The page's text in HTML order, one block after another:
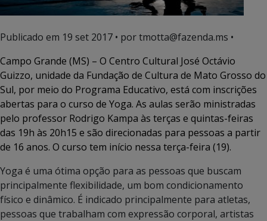
Publicado em 19 set 2017 • por tmotta@fazenda.ms •
Campo Grande (MS) – O Centro Cultural José Octávio
Guizzo, unidade da Fundação de Cultura de Mato Grosso do
Sul, por meio do Programa Educativo, está com inscrições
abertas para o curso de Yoga. As aulas serão ministradas
pelo professor Rodrigo Kampa às terças e quintas-feiras
das 19h às 20h15 e são direcionadas para pessoas a partir
de 16 anos. O curso tem início nessa terça-feira (19).
Yoga é uma ótima opção para as pessoas que buscam
principalmente flexibilidade, um bom condicionamento
físico e dinâmico. É indicado principalmente para atletas,
pessoas que trabalham com expressão corporal, artistas